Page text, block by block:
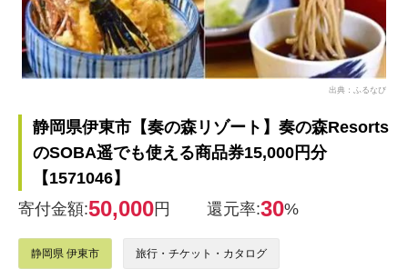
出典：ふるなび
静岡県伊東市【奏の森リゾート】奏の森Resorts
のSOBA遥でも使える商品券15,000円分
【1571046】
寄付金額:50,000円 還元率:30%
静岡県 伊東市 旅行・チケット・カタログ